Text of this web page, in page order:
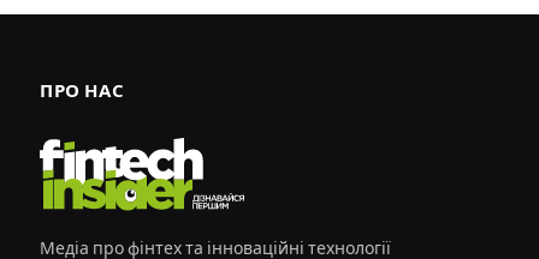
ПРО НАС
Медіа про фінтех та інноваційні технології